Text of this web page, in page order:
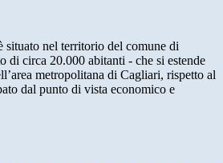
situato nel territorio del comune di
di circa 20.000 abitanti - che si estende
metropolitana di Cagliari, rispetto al
dal punto di vista economico e